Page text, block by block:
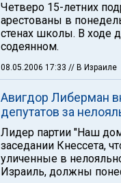
Четверо 15-летних
арестованы в
стенах школы. В ходе
содеянном.
08.05.2006 17:33 // В Израиле
Авигдор Либерман
депутатов за
Лидер партии "Наш
заседании Кнессета,
уличенные в
Израиль, должны